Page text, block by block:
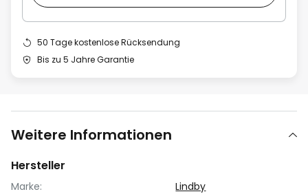
50 Tage kostenlose Rücksendung
Bis zu 5 Jahre Garantie
Weitere Informationen
Hersteller
Marke:
Lindby